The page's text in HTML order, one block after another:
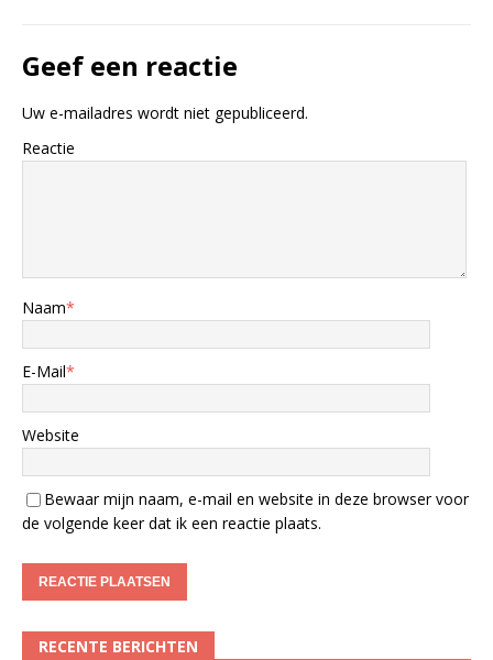
Geef een reactie
Uw e-mailadres wordt niet gepubliceerd.
Reactie
Naam*
E-Mail*
Website
Bewaar mijn naam, e-mail en website in deze browser voor
de volgende keer dat ik een reactie plaats.
RECENTE BERICHTEN